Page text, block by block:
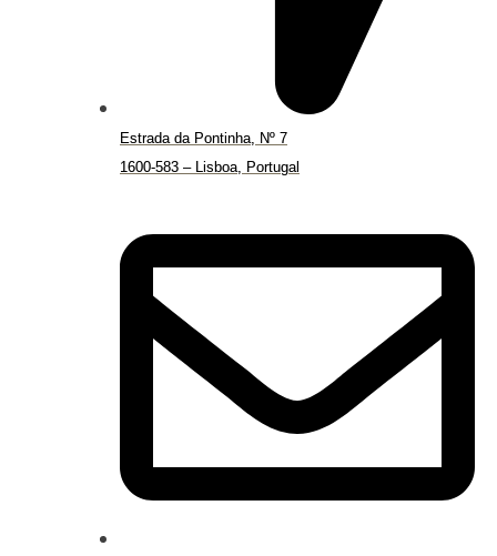
Estrada da Pontinha, Nº 7
1600-583 – Lisboa, Portugal